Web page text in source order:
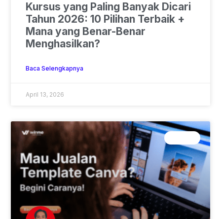
Kursus yang Paling Banyak Dicari
Tahun 2026: 10 Pilihan Terbaik +
Mana yang Benar-Benar
Menghasilkan?
Baca Selengkapnya
April 13, 2026